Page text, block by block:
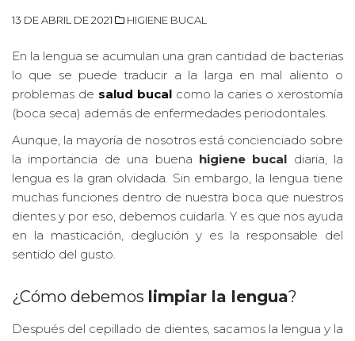
13 DE ABRIL DE 2021 HIGIENE BUCAL
En la lengua se acumulan una gran cantidad de bacterias
lo que se puede traducir a la larga en mal aliento o
problemas de salud bucalcomo la caries o xerostomía
(boca seca) además de enfermedades periodontales.
Aunque, la mayoría de nosotros está concienciado sobre
la importancia de una buena higiene bucal diaria, la
lengua es la gran olvidada. Sin embargo, la lengua tiene
muchas funciones dentro de nuestra boca que nuestros
dientes y por eso, debemos cuidarla. Y es que nos ayuda
en la masticación, deglución y es la responsable del
sentido del gusto.
¿Cómo debemos limpiar la lengua?
Después del cepillado de dientes, sacamos la lengua y la